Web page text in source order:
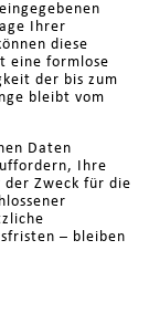
Ihrer
diese
eine formlose
der bis zum
bleibt vom
Daten
Ihre
Zweck für die
– bleiben